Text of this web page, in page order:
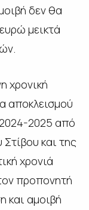
δεν θα
μεικτά
χρονική
αποκλεισμού
2025 από
και της
χρονιά
προπονητή
και αμοιβή